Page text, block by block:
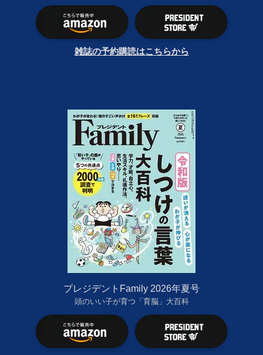
雑誌の予約購読はこちらから
プレジデントFamily 2026年夏号
頭のいい子が育つ「育脳」大百科